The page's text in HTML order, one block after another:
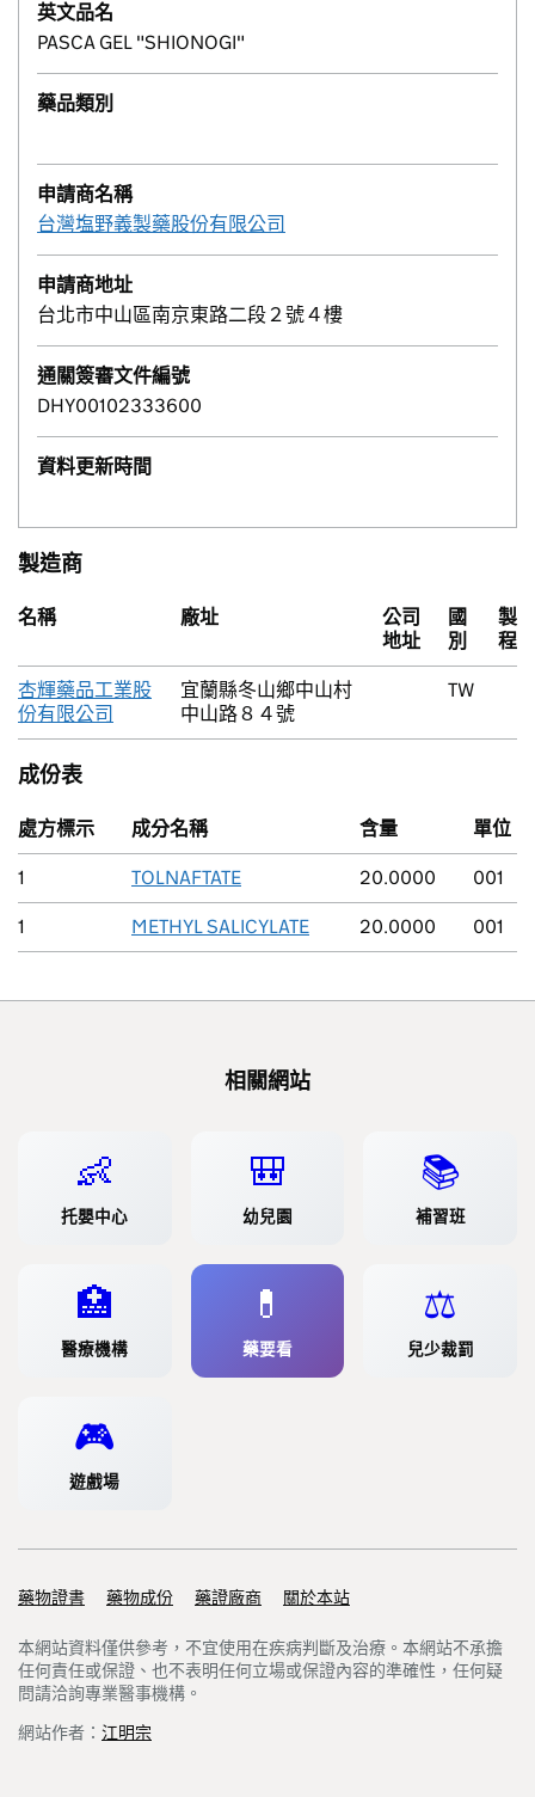
英文品名
PASCA GEL "SHIONOGI"
藥品類別
申請商名稱
台灣塩野義製藥股份有限公司
申請商地址
台北市中山區南京東路二段２號４樓
通關簽審文件編號
DHY00102333600
資料更新時間
製造商
名稱 廠址
公司
地址
國
別
製
程
杏輝藥品工業股
份有限公司
宜蘭縣冬山鄉中山村
中山路８４號
TW
成份表
處方標示 成分名稱 含量 單位
1 TOLNAFTATE 20.0000 001
1 METHYL SALICYLATE 20.0000 001
相關網站
👶
托嬰中心
🎒
幼兒園
📚
補習班
🏥
醫療機構
💊
藥要看
⚖️
兒少裁罰
🎮
遊戲場
Support links
藥物證書 藥物成份 藥證廠商 關於本站
本網站資料僅供參考，不宜使用在疾病判斷及治療。本網站不承擔
任何責任或保證、也不表明任何立場或保證內容的準確性，任何疑
問請洽詢專業醫事機構。
網站作者： 江明宗